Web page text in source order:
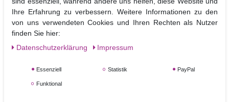
können bei sorgfältigem Gebrauch mehrfach verwendet werden.
Die Drums können zusätzlich noch mit Fondant bezogen und so in die
Dekoration der Torte mit integriert werden.
ca 40,6 cm, Höhe ca.12 mm
Ihre Erfahrung zu verbessern. Weitere Informationen zu den
von uns verwendeten Cookies und Ihren Rechten als Nutzer
finden Sie hier:
Daten­schutz­erklärung
Impressum
Essenziell Statistik PayPal
Funktional